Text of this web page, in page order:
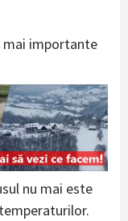
mai importante
nu mai este